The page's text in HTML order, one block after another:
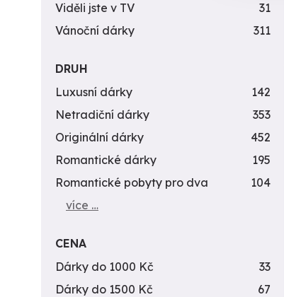
Viděli jste v TV
31
Vánoční dárky
311
DRUH
Luxusní dárky
142
Netradiční dárky
353
Originální dárky
452
Romantické dárky
195
Romantické pobyty pro dva
104
více …
CENA
Dárky do 1000 Kč
33
Dárky do 1500 Kč
67